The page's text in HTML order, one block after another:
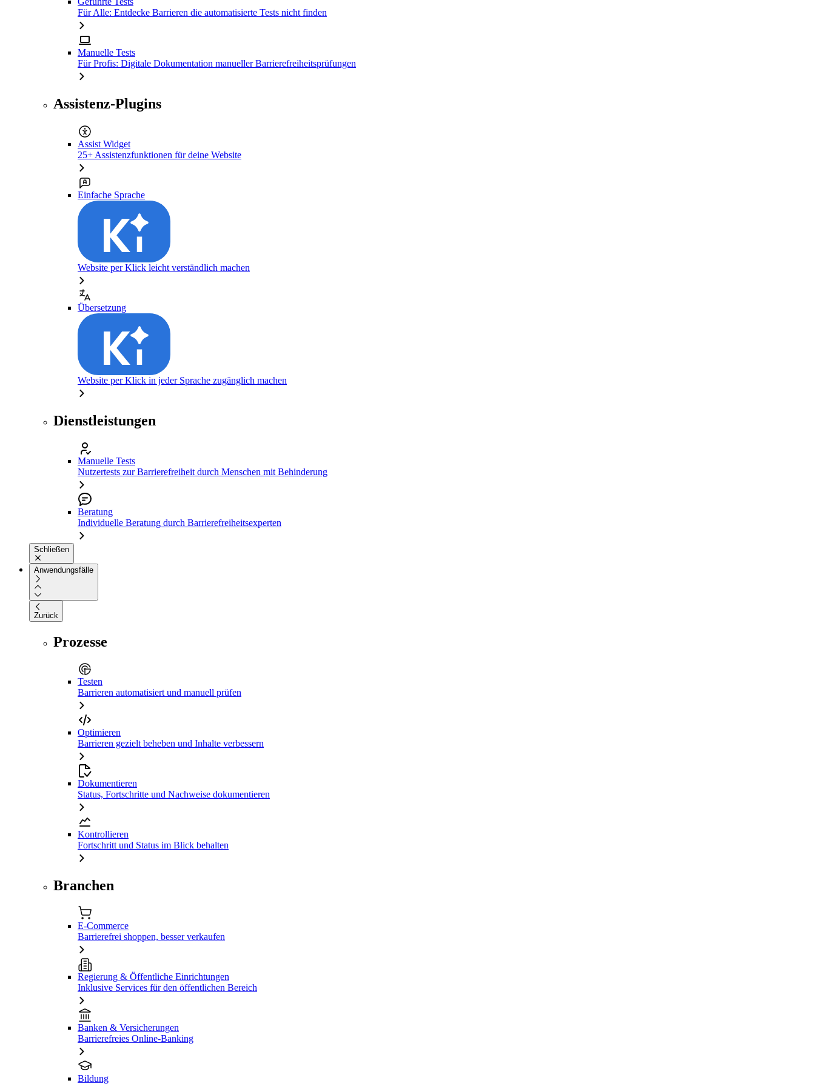
Für Alle: Entdecke Barrieren die automatisierte Tests nicht finden
Manuelle Tests
Für Profis: Digitale Dokumentation manueller Barrierefreiheitsprüfungen
Assistenz-Plugins
Assist Widget
25+ Assistenzfunktionen für deine Website
Einfache Sprache
Website per Klick leicht verständlich machen
Übersetzung
Website per Klick in jeder Sprache zugänglich machen
Dienstleistungen
Manuelle Tests
Nutzertests zur Barrierefreiheit durch Menschen mit Behinderung
Beratung
Individuelle Beratung durch Barrierefreiheitsexperten
Schließen
Anwendungsfälle
Zurück
Prozesse
Testen
Barrieren automatisiert und manuell prüfen
Optimieren
Barrieren gezielt beheben und Inhalte verbessern
Dokumentieren
Status, Fortschritte und Nachweise dokumentieren
Kontrollieren
Fortschritt und Status im Blick behalten
Branchen
E-Commerce
Barrierefrei shoppen, besser verkaufen
Regierung & Öffentliche Einrichtungen
Inklusive Services für den öffentlichen Bereich
Banken & Versicherungen
Barrierefreies Online-Banking
Bildung